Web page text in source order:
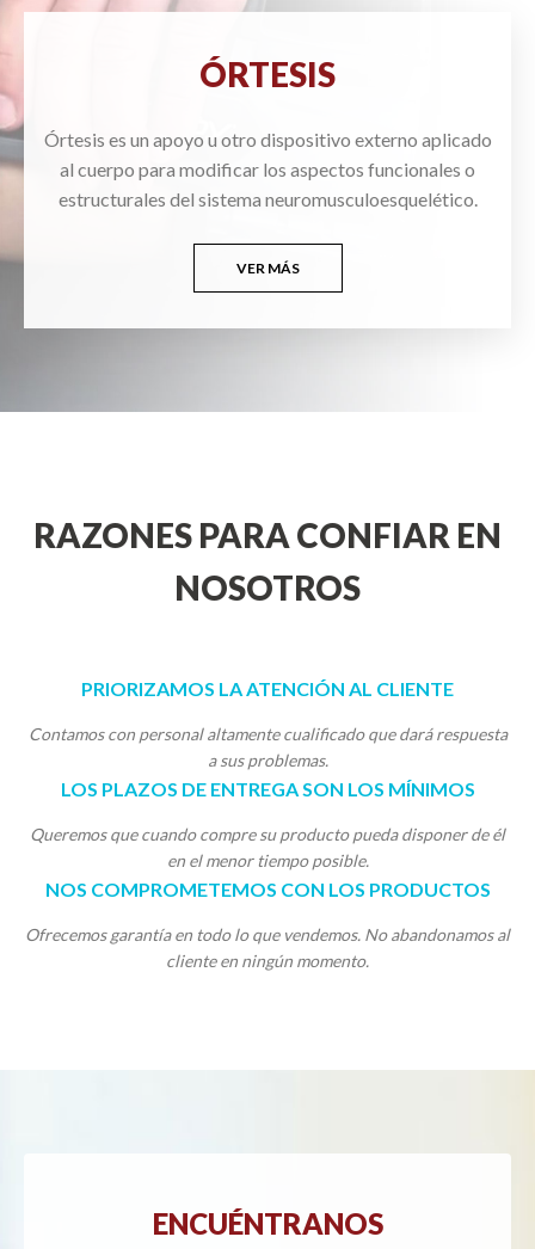
ÓRTESIS
Órtesis es un apoyo u otro dispositivo externo aplicado
al cuerpo para modificar los aspectos funcionales o
estructurales del sistema neuromusculoesquelético.
VER MÁS
RAZONES PARA CONFIAR EN
NOSOTROS
PRIORIZAMOS LA ATENCIÓN AL CLIENTE
Contamos con personal altamente cualificado que dará respuesta
a sus problemas.
LOS PLAZOS DE ENTREGA SON LOS MÍNIMOS
Queremos que cuando compre su producto pueda disponer de él
en el menor tiempo posible.
NOS COMPROMETEMOS CON LOS PRODUCTOS
Ofrecemos garantía en todo lo que vendemos. No abandonamos al
cliente en ningún momento.
ENCUÉNTRANOS